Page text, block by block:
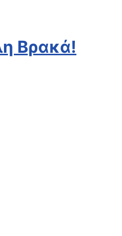
Βρακά!